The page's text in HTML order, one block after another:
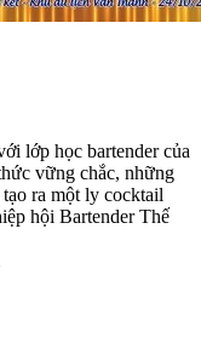
lớp học bartender của
vững chắc, những
ra một ly cocktail
hội Bartender Thế